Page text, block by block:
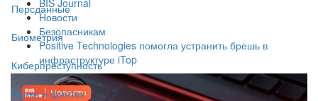
Персданные
Биометрия
Киберпреступность
Банки и финтех
Новости
Безопасникам
Positive Technologies помогла устранить брешь в
инфраструктуре iTop